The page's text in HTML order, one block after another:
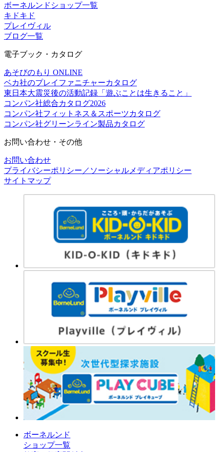
ボーネルンドショップ一覧
キドキド
プレイヴィル
ブログ一覧
電子ブック・カタログ
あそびのもり ONLINE
ベカ社のプレイファニチャーカタログ
東日本大震災後の活動記録「遊ぶことは生きること」
コンパン社総合カタログ2026
コンパン社フィットネス＆スポーツカタログ
コンパン社グリーンライン製品カタログ
お問い合わせ・その他
お問い合わせ
プライバシーポリシー／ソーシャルメディアポリシー
サイトマップ
ボーネルンド
ショップ一覧